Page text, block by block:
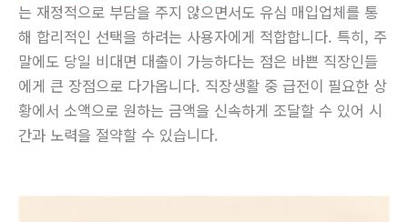
는 재정적으로 부담을 주지 않으면서도 유심 매입업체를 통
해 합리적인 선택을 하려는 사용자에게 적합합니다. 특히, 주
말에도 당일 비대면 대출이 가능하다는 점은 바쁜 직장인들
에게 큰 장점으로 다가옵니다. 직장생활 중 급전이 필요한 상
황에서 소액으로 원하는 금액을 신속하게 조달할 수 있어 시
간과 노력을 절약할 수 있습니다.